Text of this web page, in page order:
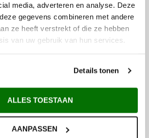
media, adverteren en analyse. Deze
gegevens combineren met andere
ze heeft verstrekt of die ze hebben
van uw gebruik van hun services.
Details tonen
ALLES TOESTAAN
AANPASSEN
Elzinc Slate